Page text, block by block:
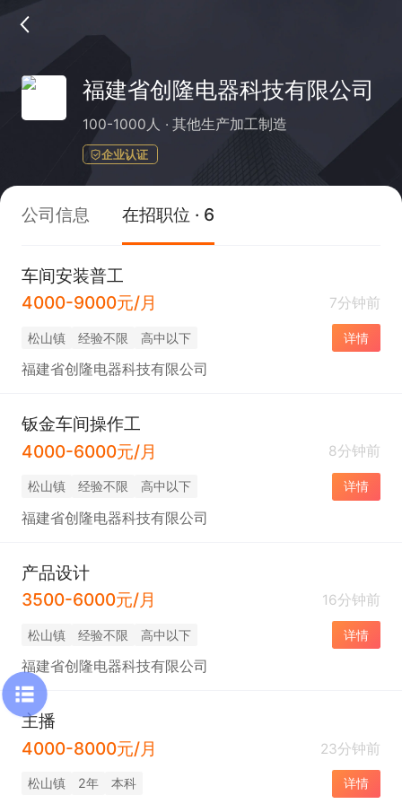
福建省创隆电器科技有限公司
100-1000人 其他生产加工制造
企业认证
公司信息 在招职位 · 6
车间安装普工
4000-9000元/月
7分钟前
松山镇 经验不限 高中以下 详情
福建省创隆电器科技有限公司
钣金车间操作工
4000-6000元/月
8分钟前
松山镇 经验不限 高中以下 详情
福建省创隆电器科技有限公司
产品设计
3500-6000元/月
16分钟前
松山镇 经验不限 高中以下 详情
福建省创隆电器科技有限公司
主播
4000-8000元/月
23分钟前
松山镇 2年 本科 详情